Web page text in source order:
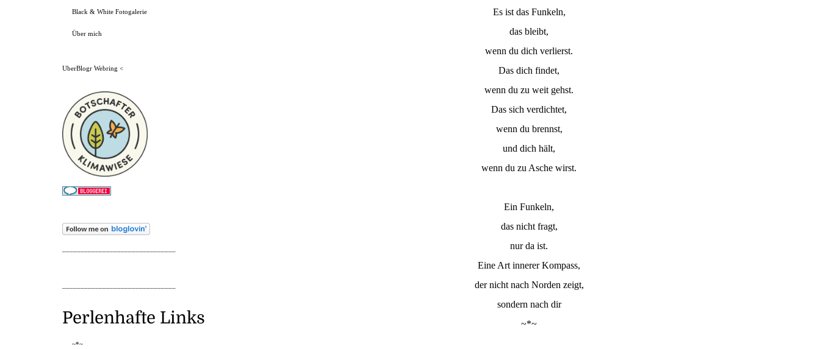
Es ist das Funkeln,
das bleibt,
wenn du dich verlierst.
Das dich findet,
wenn du zu weit gehst.
Das sich verdichtet,
wenn du brennst,
und dich hält,
wenn du zu Asche wirst.
Ein Funkeln,
das nicht fragt,
nur da ist.
Eine Art innerer Kompass,
der nicht nach Norden zeigt,
sondern nach dir
~*~
Black & White Fotogalerie
Über mich
UberBlogr Webring <
Perlenhafte Links
~*~